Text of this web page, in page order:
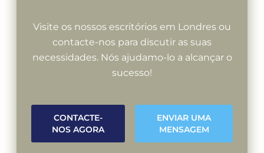
Visite os nossos escritórios em Londres ou
contacte-nos para discutir as suas
necessidades. Nós ajudamo-lo a alcançar o
sucesso!
CONTACTE-
NOS AGORA
ENVIAR UMA
MENSAGEM